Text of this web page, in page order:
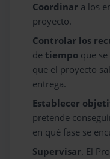
Coordinar a los
proyecto.
Controlar los
de tiempo que
que el proyecto
entrega.
Establecer
pretende
en qué fase se
Supervisar. El